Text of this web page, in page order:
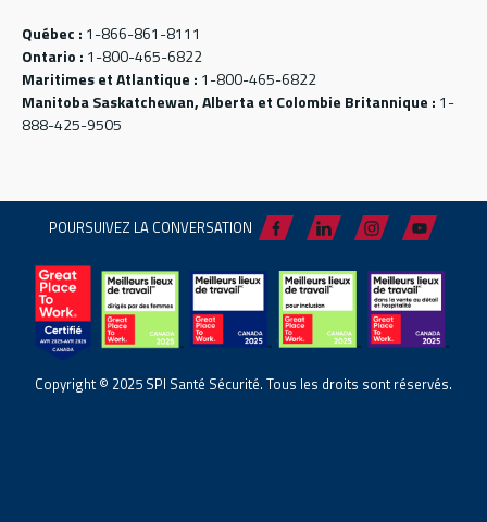
Québec : 1-866-861-8111
Ontario : 1-800-465-6822
Maritimes et Atlantique : 1-800-465-6822
Manitoba Saskatchewan, Alberta et Colombie Britannique : 1-
888-425-9505
POURSUIVEZ LA CONVERSATION
Copyright © 2025 SPI Santé Sécurité. Tous les droits sont réservés.